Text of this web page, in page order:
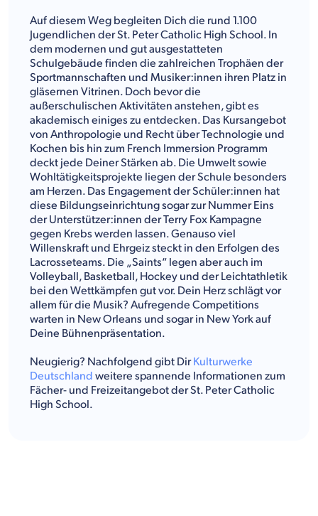
Auf diesem Weg begleiten Dich die rund 1.100
Jugendlichen der St. Peter Catholic High School. In
dem modernen und gut ausgestatteten
Schulgebäude finden die zahlreichen Trophäen der
Sportmannschaften und Musiker:innen ihren Platz in
gläsernen Vitrinen. Doch bevor die
außerschulischen Aktivitäten anstehen, gibt es
akademisch einiges zu entdecken. Das Kursangebot
von Anthropologie und Recht über Technologie und
Kochen bis hin zum French Immersion Programm
deckt jede Deiner Stärken ab. Die Umwelt sowie
Wohltätigkeitsprojekte liegen der Schule besonders
am Herzen. Das Engagement der Schüler:innen hat
diese Bildungseinrichtung sogar zur Nummer Eins
der Unterstützer:innen der Terry Fox Kampagne
gegen Krebs werden lassen. Genauso viel
Willenskraft und Ehrgeiz steckt in den Erfolgen des
Lacrosseteams. Die „Saints“ legen aber auch im
Volleyball, Basketball, Hockey und der Leichtathletik
bei den Wettkämpfen gut vor. Dein Herz schlägt vor
allem für die Musik? Aufregende Competitions
warten in New Orleans und sogar in New York auf
Deine Bühnenpräsentation.
Neugierig? Nachfolgend gibt DirKulturwerke
Deutschland weitere spannende Informationen zum
Fächer- und Freizeitangebot der St. Peter Catholic
High School.